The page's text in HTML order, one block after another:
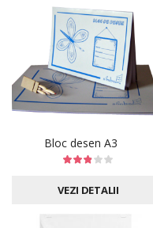
Bloc desen A3
VEZI DETALII